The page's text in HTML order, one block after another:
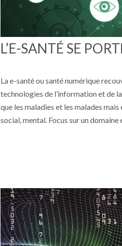
L’E-SANTÉ SE
La e-santé ou santé numérique
technologies de l’information et de
que les maladies et les malades
social, mental. Focus sur un domaine